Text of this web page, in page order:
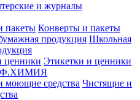
и журналы
Конверты и пакеты
Школьная
Этикетки и ценники
Чистящие и